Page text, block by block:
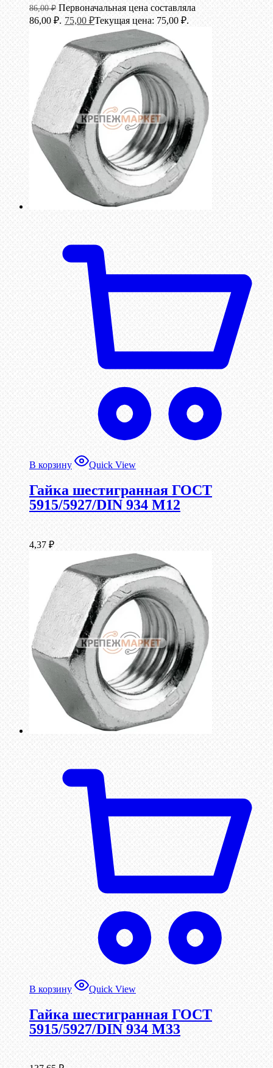
86,00₽ Первоначальная цена составляла
86,00 ₽. 75,00 ₽Текущая цена: 75,00 ₽.
В корзину Quick View
Гайка шестигранная ГОСТ
5915/5927/DIN 934 М12
4,37 ₽
В корзину Quick View
Гайка шестигранная ГОСТ
5915/5927/DIN 934 М33